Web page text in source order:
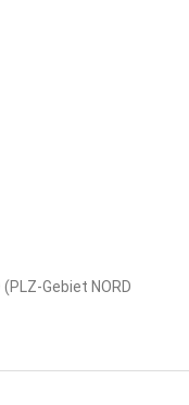
Gebiet NORD